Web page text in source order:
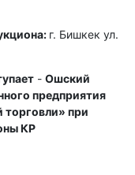
г. Бишкек ул.
- Ошский
предприятия
торговли» при
КР